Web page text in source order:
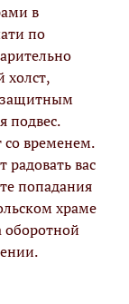
в
по
холст,
защитным
подвес.
со временем.
вас
попадания
храме
оборотной